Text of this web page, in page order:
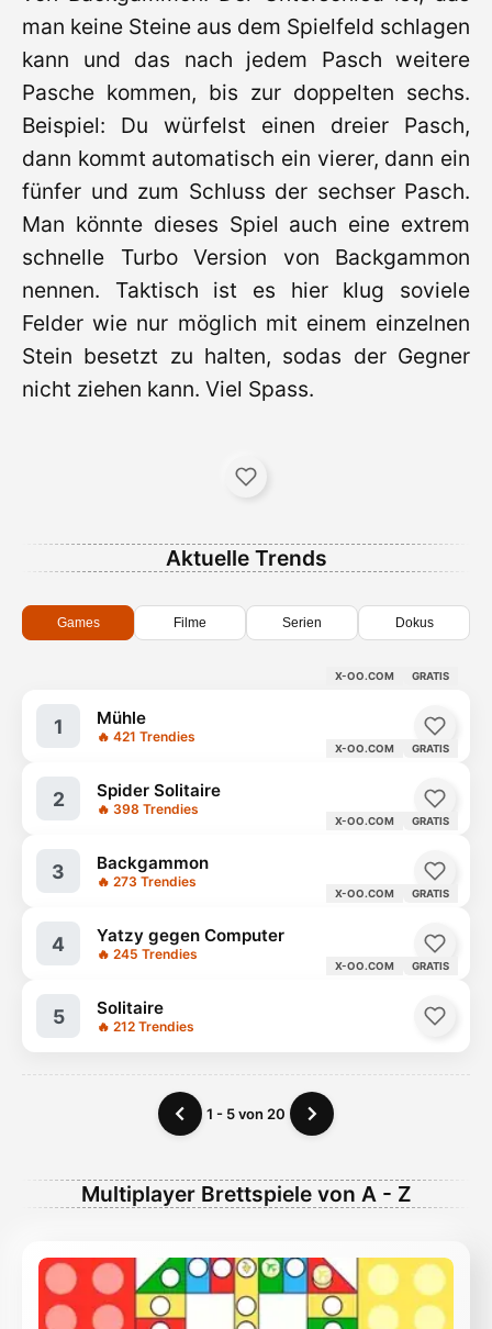
man keine Steine aus dem Spielfeld schlagen
kann und das nach jedem Pasch weitere
Pasche kommen, bis zur doppelten sechs.
Beispiel: Du würfelst einen dreier Pasch,
dann kommt automatisch ein vierer, dann ein
fünfer und zum Schluss der sechser Pasch.
Man könnte dieses Spiel auch eine extrem
schnelle Turbo Version von Backgammon
nennen. Taktisch ist es hier klug soviele
Felder wie nur möglich mit einem einzelnen
Stein besetzt zu halten, sodas der Gegner
nicht ziehen kann. Viel Spass.
Aktuelle Trends
Games Filme Serien Dokus
X-OO.COM GRATIS
1 Mühle
🔥 421 Trendies
X-OO.COM GRATIS
2 Spider Solitaire
🔥 398 Trendies
X-OO.COM GRATIS
3 Backgammon
🔥 273 Trendies
X-OO.COM GRATIS
4 Yatzy gegen Computer
🔥 245 Trendies
X-OO.COM GRATIS
5 Solitaire
🔥 212 Trendies
1 - 5 von 20
Multiplayer Brettspiele von A - Z